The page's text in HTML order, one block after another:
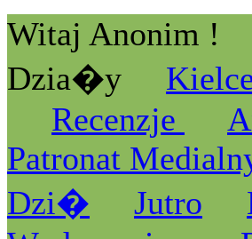
Witaj Anonim !
Dzia�y
Recenzje
Patronat
Dzi�
Jutro